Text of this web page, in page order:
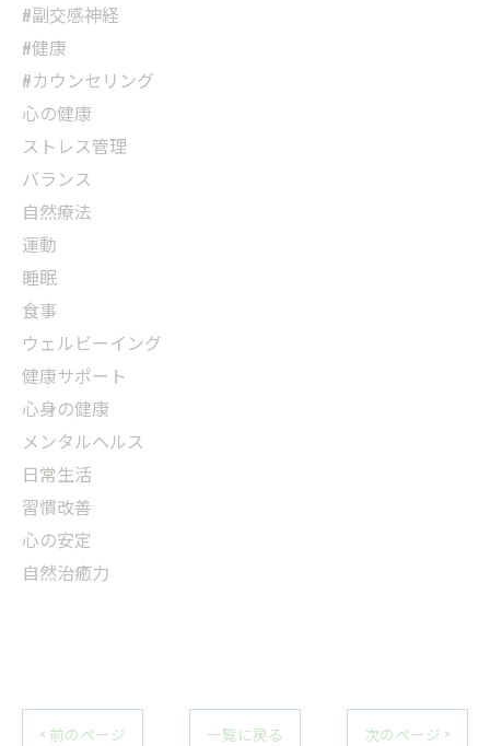
#副交感神経
#健康
#カウンセリング
心の健康
ストレス管理
バランス
自然療法
運動
睡眠
食事
ウェルビーイング
健康サポート
心身の健康
メンタルヘルス
日常生活
習慣改善
心の安定
自然治癒力
< 前のページ 一覧に戻る 次のページ >